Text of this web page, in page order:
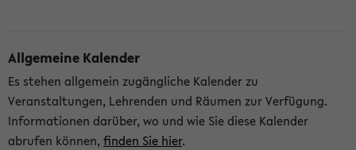
Allgemeine Kalender
Es stehen allgemein zugängliche Kalender zu
Veranstaltungen, Lehrenden und Räumen zur Verfügung.
Informationen darüber, wo und wie Sie diese Kalender
abrufen können, finden Sie hier.